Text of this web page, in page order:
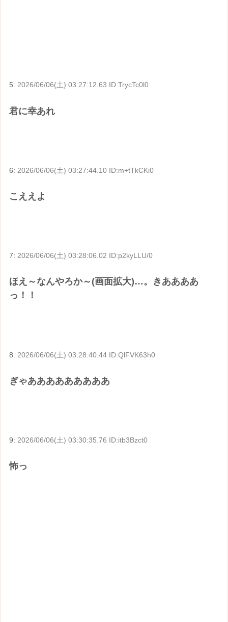
5:2026/06/06(土) 03:27:12.63 ID:TrycTc0l0
君に幸あれ
6: 2026/06/06(土) 03:27:44.10 ID:m+tTkCKi0
こええよ
7:2026/06/06(土) 03:28:06.02 ID:p2kyLLU/0
ほえ～なんやろか～(画面拡大)…。きああああ
っ！！
8: 2026/06/06(土) 03:28:40.44 ID:QlFVK63h0
ぎゃあああああああああ
9: 2026/06/06(土) 03:30:35.76 ID:itb3Bzct0
怖っ